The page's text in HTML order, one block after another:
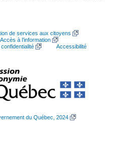
de services aux citoyens
Accès à l’information
Accessibilité
du Québec, 2024